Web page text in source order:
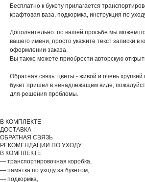
Бесплатно к букету прилагается
крафтовая ваза, подкормка, инструкция по
Дополнительно: по вашей просьбе мы можем
вашего имени, просто укажите текст записки в
оформлении заказа.
Вы также можете приобрести авторскую
Обратная связь: цветы - живой и очень
букет пришел в ненадлежащем виде,
для решения проблемы.
В КОМПЛЕКТЕ
ДОСТАВКА
ОБРАТНАЯ СВЯЗЬ
РЕКОМЕНДАЦИИ ПО УХОДУ
В КОМПЛЕКТЕ
— транспортировочная коробка,
— памятка по уходу за букетом,
— подкормка,
ДОБАВЬТЕ ПОДАРОК